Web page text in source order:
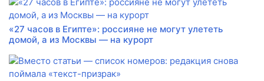
«27 часов в Египте»: россияне не могут улететь
домой, а из Москвы — на курорт